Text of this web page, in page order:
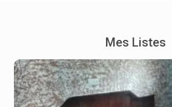
Mes Listes